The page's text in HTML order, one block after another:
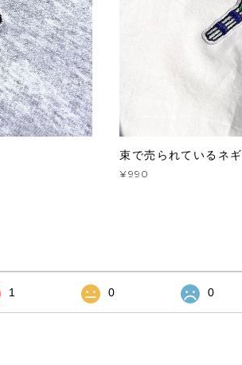
束で売られているネギ
¥990
1 0 0